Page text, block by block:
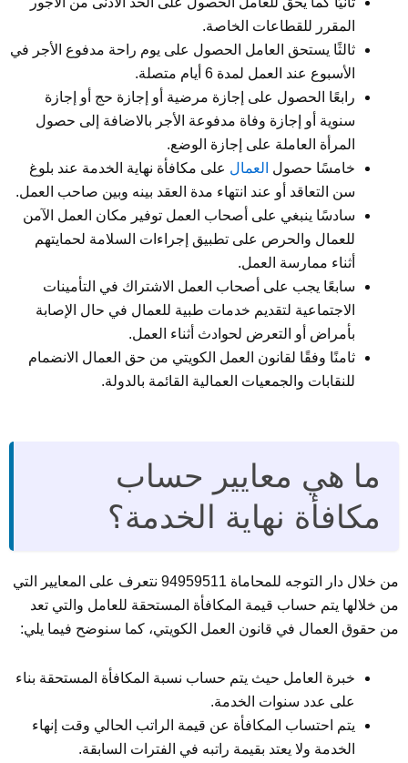
المقرر للقطاعات الخاصة.
ثالثًا يستحق العامل الحصول على يوم راحة مدفوع الأجر في
الأسبوع عند العمل لمدة 6 أيام متصلة.
رابعًا الحصول على إجازة مرضية أو إجازة حج أو إجازة
سنوية أو إجازة وفاة مدفوعة الأجر بالاضافة إلى حصول
المرأة العاملة على إجازة الوضع.
خامسًا حصول العمال على مكافأة نهاية الخدمة عند بلوغ
سن التعاقد أو عند انتهاء مدة العقد بينه وبين صاحب العمل.
سادسًا ينبغي على أصحاب العمل توفير مكان العمل الآمن
للعمال والحرص على تطبيق إجراءات السلامة لحمايتهم
أثناء ممارسة العمل.
سابعًا يجب على أصحاب العمل الاشتراك في التأمينات
الاجتماعية لتقديم خدمات طبية للعمال في حال الإصابة
بأمراض أو التعرض لحوادث أثناء العمل.
ثامنًا وفقًا لقانون العمل الكويتي من حق العمال الانضمام
للنقابات والجمعيات العمالية القائمة بالدولة.
ما هي معايير حساب
مكافأة نهاية الخدمة؟
من خلال دار التوجه للمحاماة 94959511 نتعرف على المعايير التي
من خلالها يتم حساب قيمة المكافأة المستحقة للعامل والتي تعد
من حقوق العمال في قانون العمل الكويتي، كما سنوضح فيما يلي:
خبرة العامل حيث يتم حساب نسبة المكافأة المستحقة بناء
على عدد سنوات الخدمة.
يتم احتساب المكافأة عن قيمة الراتب الحالي وقت إنهاء
الخدمة ولا يعتد بقيمة راتبه في الفترات السابقة.